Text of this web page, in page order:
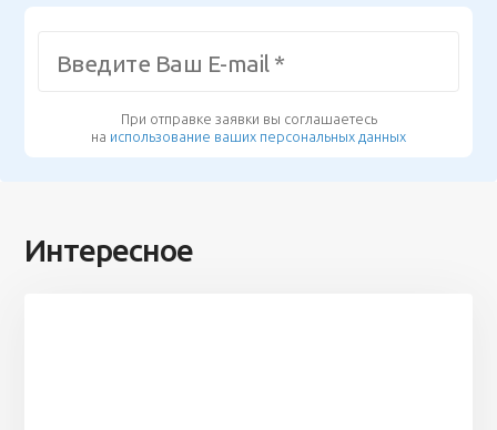
При отправке заявки вы соглашаетесь
на использование ваших персональных данных
Интересное